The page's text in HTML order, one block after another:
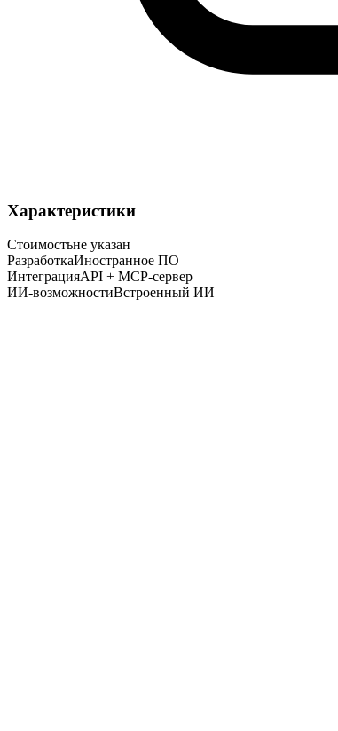
Характеристики
Стоимостьне указан
РазработкаИностранное ПО
ИнтеграцияAPI + MCP-сервер
ИИ-возможностиВстроенный ИИ